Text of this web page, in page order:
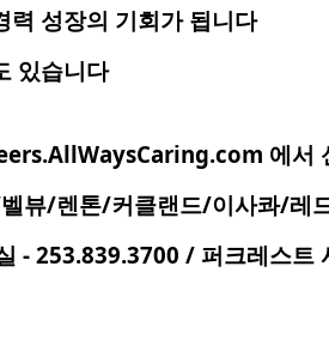
력 성장의 기회가 됩니다
있습니다
에서
벨뷰/렌톤/커클랜드/이사콰/레
- 253.839.3700 / 퍼크레스트